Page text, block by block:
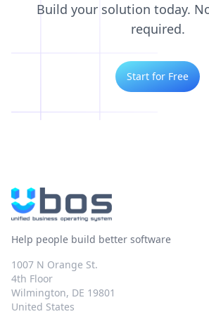
Build your solution today.
required.
Start for Free
Help people build better software
1007 N Orange St.
4th Floor
Wilmington, DE 19801
United States